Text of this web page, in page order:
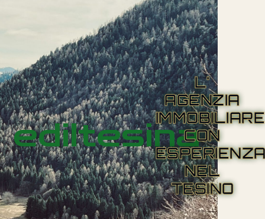
ediltesina
L'
AGENZIA
IMMOBILIARE
CON
NEL
TESINO